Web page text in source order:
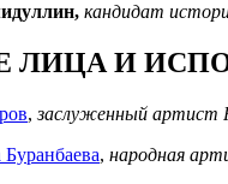
кандидат
ЛИЦА И
,заслуженный артист
Буранбаева, народная